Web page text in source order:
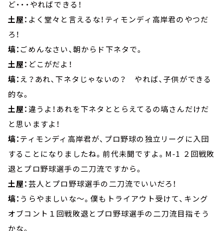
ど・・・やればできる！
土屋： よく堂々と言えるな！ティモンディ高岸君のやつだ
ろ！
塙： ごめんなさい、朝からド下ネタで。
土屋： どこがだよ！
塙： え？あれ、下ネタじゃないの？ やれば、子供ができる
的な。
土屋： 違うよ！あれを下ネタととらえてるの塙さんだけだ
と思いますよ！
塙：ティモンディ高岸君が、プロ野球の独立リーグに入団
することになりましたね。前代未聞ですよ。M-1 ２回戦敗
退とプロ野球選手の二刀流ですから。
土屋：芸人とプロ野球選手の二刀流でいいだろ！
塙： うらやましいな～。僕もトライアウト受けて、キング
オブコント１回戦敗退とプロ野球選手の二刀流目指そう
かな。